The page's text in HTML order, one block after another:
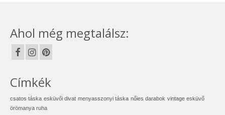
Ahol még megtalálsz:
Címkék
csatos táska esküvői divat menyasszonyi táska nőies darabok vintage esküvő
örömanya ruha